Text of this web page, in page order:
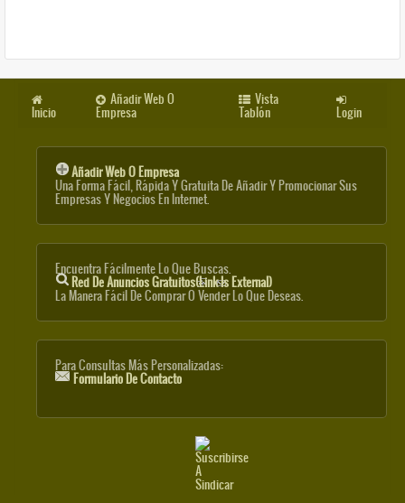
Inicio
Añadir Web O
Empresa
Vista
Tablón Login
Añadir Web O Empresa
Una Forma Fácil, Rápida Y Gratuita De Añadir Y Promocionar Sus
Empresas Y Negocios En Internet.
Encuentra Fácilmente Lo Que Buscas.
Red De Anuncios Gratuitos(link Is External)
La Manera Fácil De Comprar O Vender Lo Que Deseas.
Para Consultas Más Personalizadas:
Formulario De Contacto